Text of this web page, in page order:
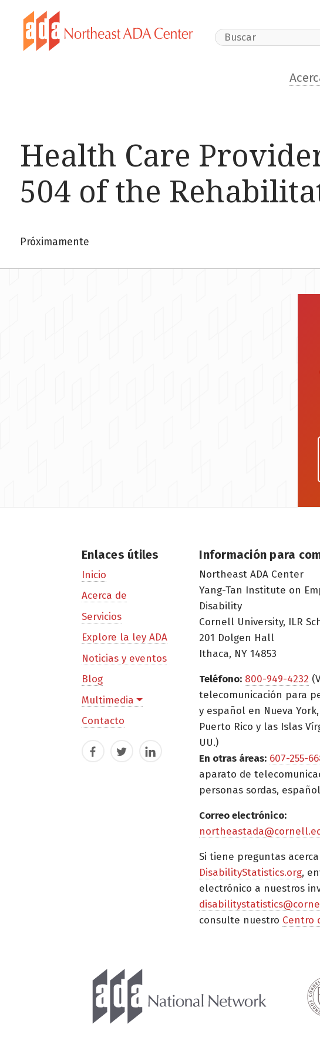
Search Website
Health Care
504 of the
Próximamente
Enlaces útiles
Inicio
Acerca de
Servicios
Explore la ley ADA
Noticias y eventos
Blog
Multimedia
Contacto
FacebookTwitterLinkedIn
Información para
Northeast ADA Center
Yang-Tan Institute on
Disability
Cornell University, ILR
201 Dolgen Hall
Ithaca, NY 14853
Teléfono: 800-949-4232
telecomunicación para
y español en Nueva York,
Puerto Rico y las Islas
UU.)
En otras áreas: 607-255-
aparato de
personas sordas,
Correo electrónico:
Si tiene preguntas
DisabilityStatistics.org,
electrónico a nuestros
consulte nuestro Centro